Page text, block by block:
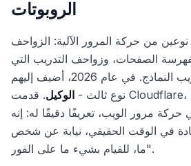
الروبوتات
من حركة المرور الآلية: الزواحف
الصفحات، وزواحف التدريب التي
تسحب المحتوى لتدريب النماذج. في عام 2026، أضيف إليهم
نوع ثالث - الوكيل. قدمت Cloudflare، التي تمر عبر شبكتها
حركة مرور الويب، تعريفًا دقيقًا له: إنه
في الوقت الحقيقي، نيابة عن شخص
ما، للقيام بشيء ما على الفور".